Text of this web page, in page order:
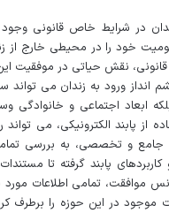
در شرایط خاص قانونی
خود را در محیطی خارج از
قانونی، نقش حیاتی در موفقیت
ورود به زندان می تواند
ابعاد اجتماعی و خانوادگی
از پابند الکترونیکی، می تواند
جامع و تخصصی، به بررسی
پابند گرفته تا مستندات
موافقت، تمامی اطلاعات مورد
موجود در این حوزه را برطرف